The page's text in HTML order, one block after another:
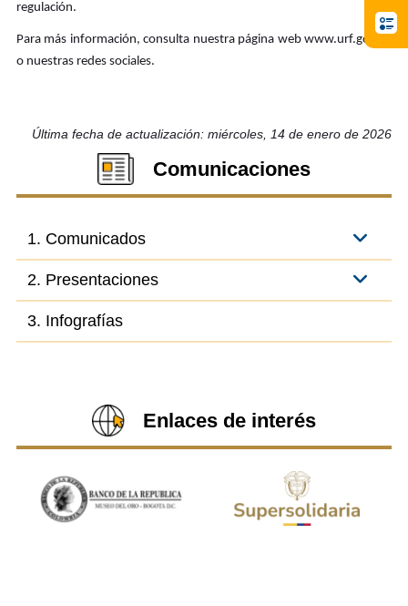
regulación.
Para más información, consulta nuestra página web www.urf.gov.co
o nuestras redes sociales.
Última fecha de actualización: miércoles, 14 de enero de 2026
Comunicaciones
1. Comunicados
2. Presentaciones
3. Infografías
Enlaces de interés